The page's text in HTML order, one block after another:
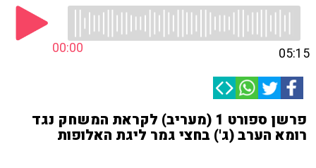
00:00 05:15
פרשן ספורט 1 (מעריב) לקראת המשחק נגד
רומא הערב (ג') בחצי גמר ליגת האלופות